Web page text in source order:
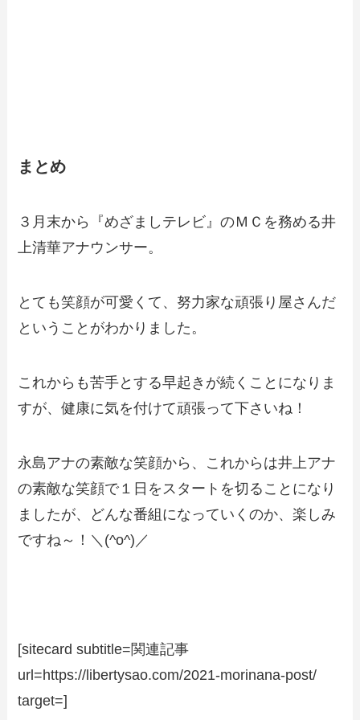
まとめ
３月末から『めざましテレビ』のＭＣを務める井
上清華アナウンサー。
とても笑顔が可愛くて、努力家な頑張り屋さんだ
ということがわかりました。
これからも苦手とする早起きが続くことになりま
すが、健康に気を付けて頑張って下さいね！
永島アナの素敵な笑顔から、これからは井上アナ
の素敵な笑顔で１日をスタートを切ることになり
ましたが、どんな番組になっていくのか、楽しみ
ですね～！＼(^o^)／
[sitecard subtitle=関連記事
url=https://libertysao.com/2021-morinana-post/
target=]